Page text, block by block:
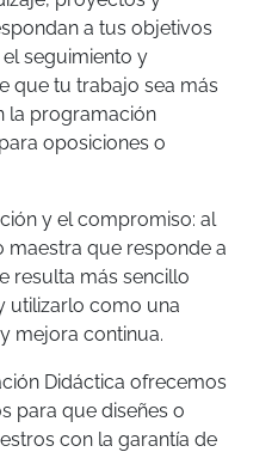
a tus objetivos
seguimiento y
que tu trabajo sea más
la programación
oposiciones o
y el compromiso: al
que responde a
resulta más sencillo
utilizarlo como una
mejora continua.
Didáctica ofrecemos
para que diseñes o
con la garantía de